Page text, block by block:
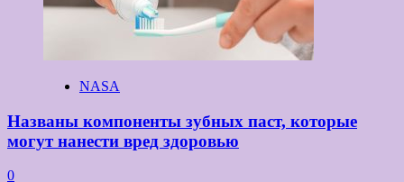
NASA
Названы компоненты зубных паст, которые
могут нанести вред здоровью
0